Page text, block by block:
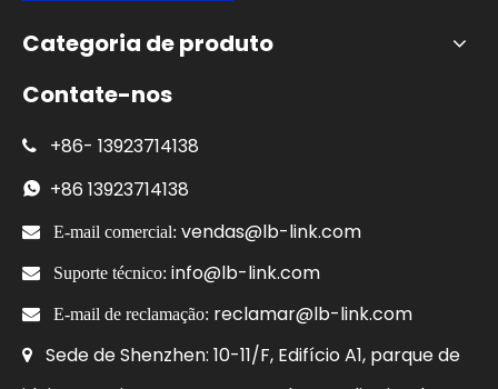
Categoria de produto
Contate-nos
 +86- 13923714138
 +86 13923714138
 E-mail comercial: vendas@lb-link.com
 Suporte técnico: info@lb-link.com
 E-mail de reclamação: reclamar@lb-link.com
 Sede de Shenzhen: 10-11/F, Edifício A1, parque de